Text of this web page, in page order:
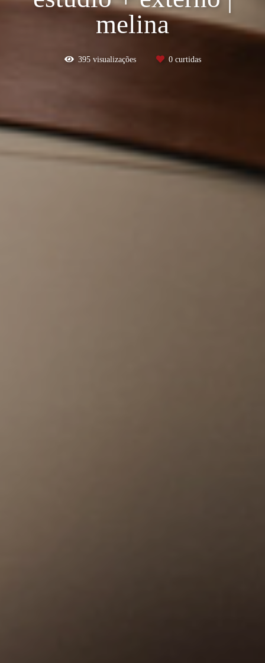
melina
395visualizações 0curtidas